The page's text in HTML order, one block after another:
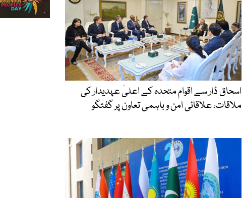
اسحاق ڈار سے اقوام متحدہ کے اعلیٰ عہدیدار کی
ملاقات، علاقائی امن و باہمی تعاون پر گفتگو